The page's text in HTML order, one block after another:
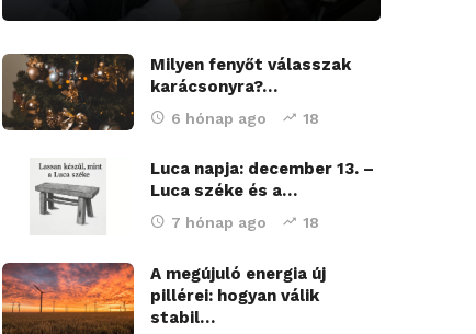
Milyen fenyőt válasszak
karácsonyra?…
6 hónap ago 18
Luca napja: december 13. –
Luca széke és a…
7 hónap ago 18
A megújuló energia új
pillérei: hogyan válik
stabil…